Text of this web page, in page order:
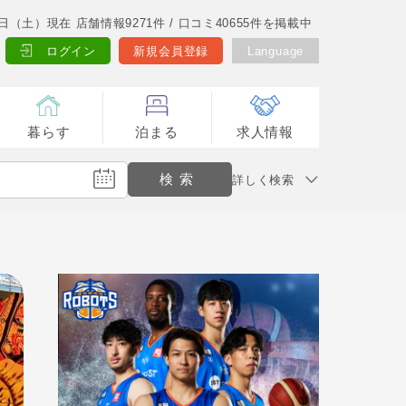
（土）現在 店舗情報9271件 / 口コミ40655件を掲載中
ログイン 新規会員登録 Language
暮らす 泊まる 求人情報
詳しく検索